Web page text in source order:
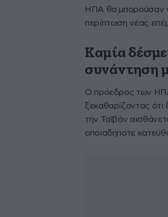
ΗΠΑ θα μπορούσαν
περίπτωση νέας
Καμία
συνάντηση
Ο πρόεδρος των
ξεκαθαρίζοντας ότι
την Ταϊβάν
οποιαδήποτε